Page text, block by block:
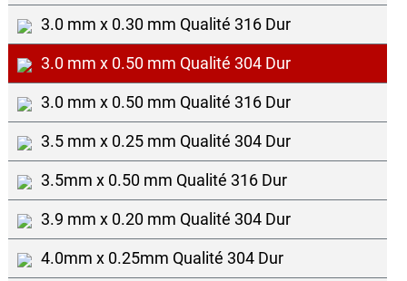
3.0 mm x 0.30 mm Qualité 316 Dur
3.0 mm x 0.50 mm Qualité 304 Dur
3.0 mm x 0.50 mm Qualité 316 Dur
3.5 mm x 0.25 mm Qualité 304 Dur
3.5mm x 0.50 mm Qualité 316 Dur
3.9 mm x 0.20 mm Qualité 304 Dur
4.0mm x 0.25mm Qualité 304 Dur